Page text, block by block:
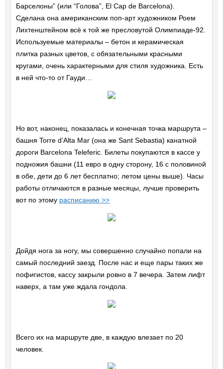
Барселоны” (или “Голова”, El Cap de Barcelona).
Сделана она американским поп-арт художником Роем
Лихтенштейном всё к той же пресловутой Олимпиаде-92.
Используемые материалы – бетон и керамическая
плитка разных цветов, с обязательными красными
кругами, очень характерными для стиля художника. Есть
в ней что-то от Гауди…
Но вот, наконец, показалась и конечная точка маршрута –
башня Torre d’Alta Mar (она же Sant Sebastia) канатной
дороги Barcelona Teleferic. Билеты покупаются в кассе у
подножия башни (11 евро в одну сторону, 16 с половиной
в обе, дети до 6 лет бесплатно; летом цены выше). Часы
работы отличаются в разные месяцы, лучше проверить
вот по этому расписанию >>
Дойдя нога за ногу, мы совершенно случайно попали на
самый последний заезд. После нас и еще пары таких же
пофигистов, кассу закрыли ровно в 7 вечера. Затем лифт
наверх, а там уже ждала гондола.
Всего их на маршруте две, в каждую влезает по 20
человек.